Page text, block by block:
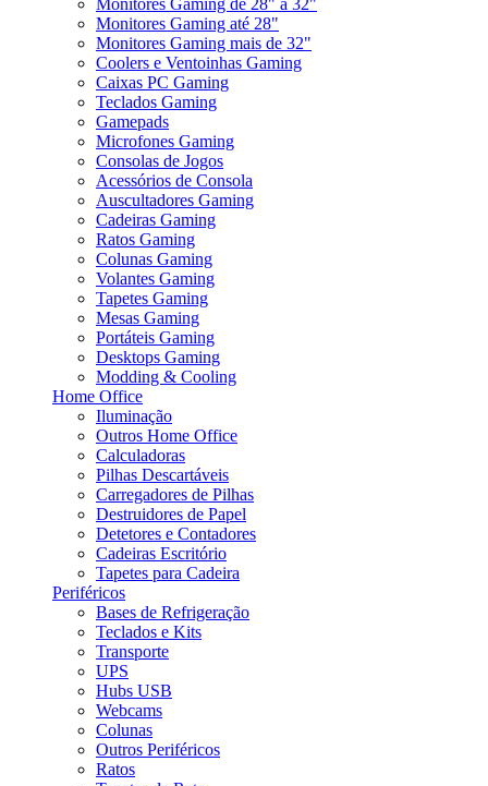
Monitores Gaming de 28" a 32"
Monitores Gaming até 28"
Monitores Gaming mais de 32"
Coolers e Ventoinhas Gaming
Caixas PC Gaming
Teclados Gaming
Gamepads
Microfones Gaming
Consolas de Jogos
Acessórios de Consola
Auscultadores Gaming
Cadeiras Gaming
Ratos Gaming
Colunas Gaming
Volantes Gaming
Tapetes Gaming
Mesas Gaming
Portáteis Gaming
Desktops Gaming
Modding & Cooling
Home Office
Iluminação
Outros Home Office
Calculadoras
Pilhas Descartáveis
Carregadores de Pilhas
Destruidores de Papel
Detetores e Contadores
Cadeiras Escritório
Tapetes para Cadeira
Periféricos
Bases de Refrigeração
Teclados e Kits
Transporte
UPS
Hubs USB
Webcams
Colunas
Outros Periféricos
Ratos